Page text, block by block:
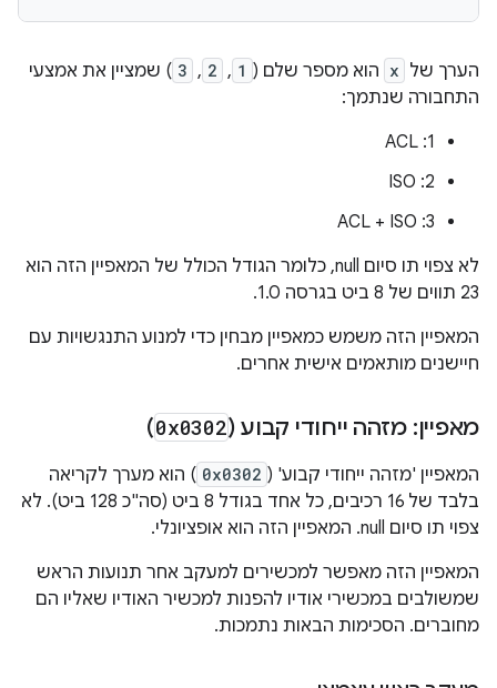
הערך של x הוא מספר שלם ( 1
,
2
,
3 ) שמציין את אמצעי
התחבורה שנתמך:
‫1: ACL
‫2: ISO
‫3: ACL + ISO
לא צפוי תו סיום null, כלומר הגודל הכולל של המאפיין הזה הוא
23 תווים של 8 ביט בגרסה 1.0.
המאפיין הזה משמש כמאפיין מבחין כדי למנוע התנגשויות עם
חיישנים מותאמים אישית אחרים.
מאפיין: מזהה ייחודי קבוע (0x0302
)
המאפיין 'מזהה ייחודי קבוע' ( 0x0302 ) הוא מערך לקריאה
בלבד של 16 רכיבים, כל אחד בגודל 8 ביט (סה"כ 128 ביט). לא
צפוי תו סיום null. המאפיין הזה הוא אופציונלי.
המאפיין הזה מאפשר למכשירים למעקב אחר תנועות הראש
שמשולבים במכשירי אודיו להפנות למכשיר האודיו שאליו הם
מחוברים. הסכימות הבאות נתמכות.